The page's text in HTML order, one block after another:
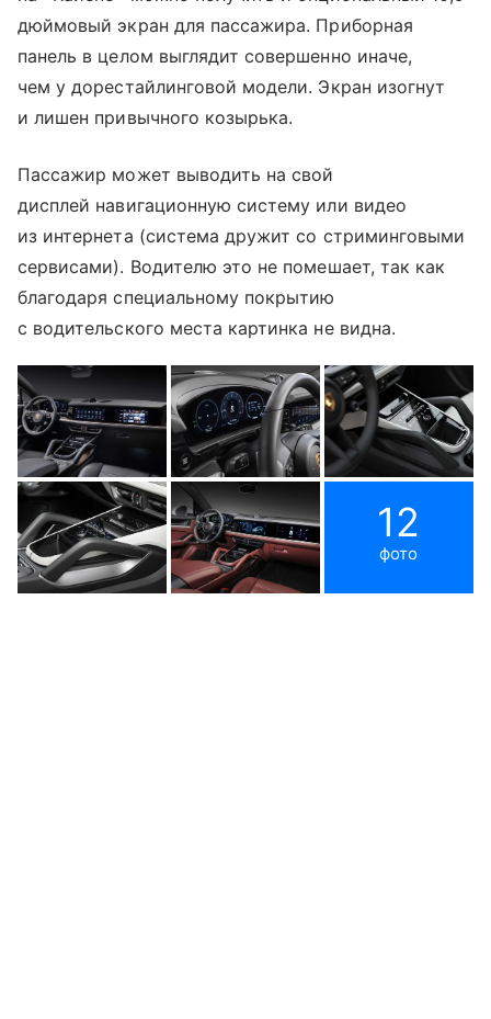
дюймовый экран для пассажира. Приборная
панель в целом выглядит совершенно иначе,
чем у дорестайлинговой модели. Экран изогнут
и лишен привычного козырька.
Пассажир может выводить на свой
дисплей навигационную систему или видео
из интернета (система дружит со стриминговыми
сервисами). Водителю это не помешает, так как
благодаря специальному покрытию
с водительского места картинка не видна.
12
фото